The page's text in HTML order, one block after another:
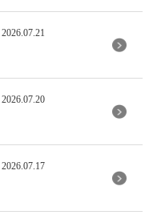
2026.07.21
2026.07.20
2026.07.17